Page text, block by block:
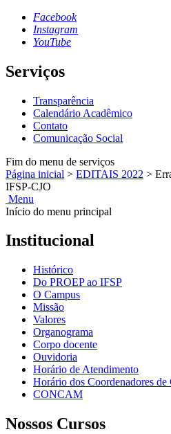
Facebook
Instagram
YouTube
Serviços
Transparência
Calendário Acadêmico
Contato
Comunicação Social
Fim do menu de serviços
Página inicial > EDITAIS 2022 >
IFSP-CJO
Menu
Início do menu principal
Institucional
Histórico
Do PROEP ao IFSP
O Campus
Missão
Valores
Organograma
Corpo docente
Ouvidoria
Horário de Atendimento
Horário dos Coordenadores de
CONCAM
Nossos Cursos